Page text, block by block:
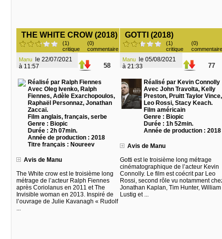
THE WHITE CROW (2018)
(1)
critique
(0)
commentaire
Manu
à 11:57
58
Réalisé par Ralph Fiennes
Avec Oleg Ivenko, Ralph
Fiennes, Adèle Exarchopoulos,
Raphaël Personnaz, Jonathan
Zaccaï.
Film anglais, français, serbe
Genre : Biopic
Durée : 2h 07min.
Année de production : 2018
Titre français : Noureev
Avis de Manu
The White crow est le troisième long
métrage de l’acteur Ralph Fiennes
après Coriolanus en 2011 et The
Invisible woman en 2013. Inspiré de
l’ouvrage de Julie Kavanagh « Rudolf
...
GOTTI (2018)
(1)
critique
(0)
commentaire
Manu
à 21:33
77
Réalisé par Kevin Connolly
Avec John Travolta, Kelly
Preston, Pruitt Taylor Vince,
Leo Rossi, Stacy Keach.
Film américain
Genre : Biopic
Durée : 1h 52min.
Année de production : 2018
Avis de Manu
Gotti est le troisième long métrage
cinématographique de l’acteur Kevin
Connolly. Le film est coécrit par Leo
Rossi, second rôle vu notamment
Jonathan Kaplan, Tim Hunter, William
Lustig et ...